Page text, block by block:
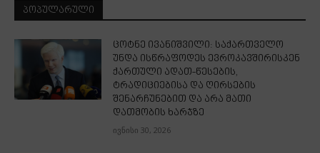
ᲞᲝᲞᲣᲚᲐᲠᲣᲚᲘ
ცოტნე ივანიშვილი: საქართველო
უნდა ისწრაფოდეს ევროკავშირისკენ
ქართული ადათ-წესების,
ტრადიციებისა და ღირსების
შენარჩუნებით და არა მათი
დათმობის ხარჯზე
ივნისი 30, 2026